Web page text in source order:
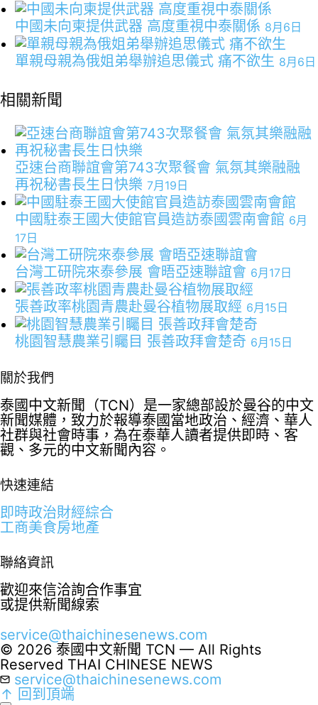
中國未向柬提供武器 高度重視中泰關係 8月6日
單親母親為俄姐弟舉辦追思儀式 痛不欲生 8月6日
相關新聞
亞速台商聯誼會第743次聚餐會 氣氛其樂融融
再祝秘書長生日快樂 7月19日
中國駐泰王國大使館官員造訪泰國雲南會館 6月
17日
台灣工研院來泰參展 會晤亞速聯誼會 6月17日
張善政率桃園青農赴曼谷植物展取經 6月15日
桃園智慧農業引矚目 張善政拜會楚奇 6月15日
關於我們
泰國中文新聞（TCN）是一家總部設於曼谷的中文
新聞媒體，致力於報導泰國當地政治、經濟、華人
社群與社會時事，為在泰華人讀者提供即時、客
觀、多元的中文新聞內容。
快速連結
即時政治財經綜合
工商美食房地產
聯絡資訊
歡迎來信洽詢合作事宜
或提供新聞線索
service@thaichinesenews.com
© 2026 泰國中文新聞 TCN — All Rights
Reserved THAI CHINESE NEWS
service@thaichinesenews.com
↑ 回到頂端